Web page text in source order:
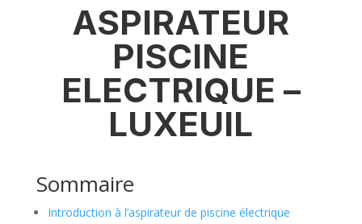
ASPIRATEUR
PISCINE
ELECTRIQUE –
LUXEUIL
Sommaire
Introduction à l’aspirateur de piscine électrique